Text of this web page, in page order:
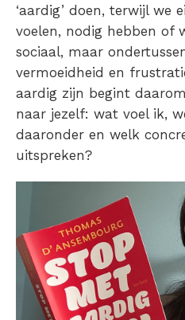
‘aardig’ doen, terwijl we
voelen, nodig hebben of
sociaal, maar
vermoeidheid en
aardig zijn begint
naar jezelf: wat voel ik,
daaronder en welk
uitspreken?